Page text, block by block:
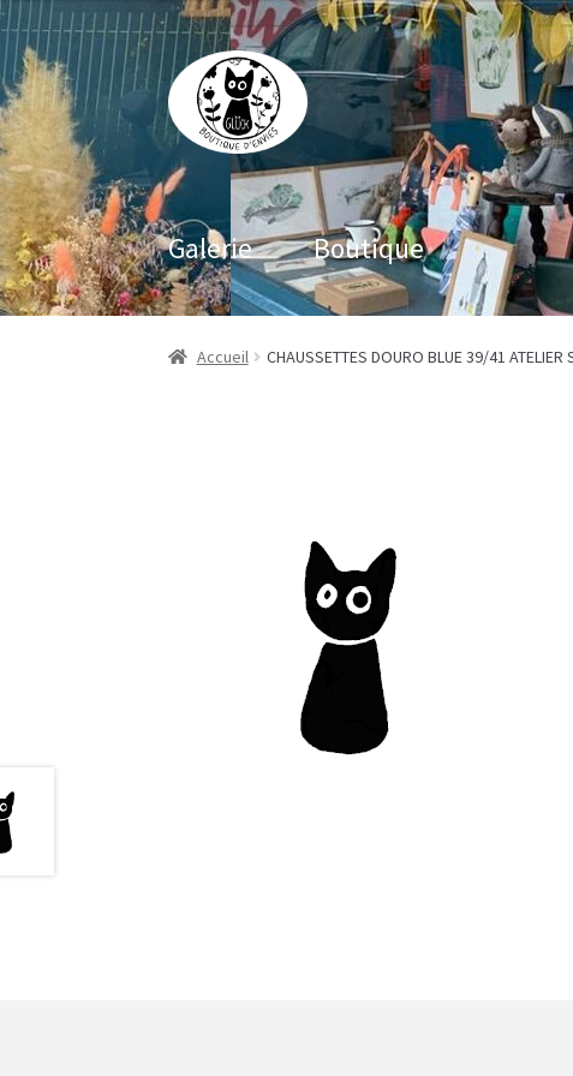
Aller
à
la
navigation
Aller
au
contenu
Galerie Boutique
Accueil CHAUSSETTES DOURO BLUE 39/41 ATELIER